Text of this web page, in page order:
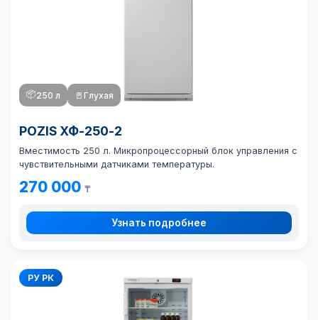
📦250 л 🚪 Глухая
POZIS ХФ-250-2
Вместимость 250 л. Микропроцессорный блок управления с
чувствительными датчиками температуры.
270 000 ₸
Узнать подробнее
РУ РК